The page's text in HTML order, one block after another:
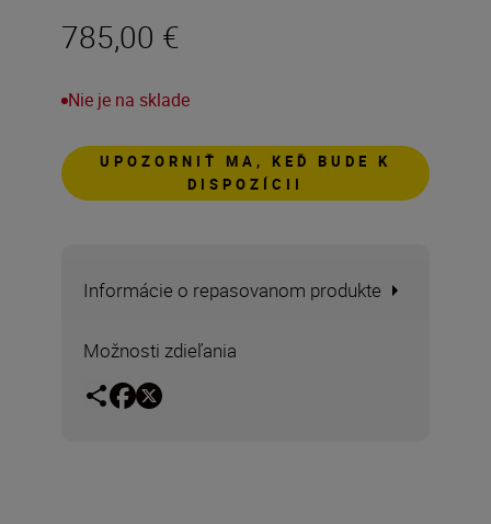
785,00 €
Nie je na sklade
UPOZORNIŤ MA, KEĎ BUDE K
DISPOZÍCII
Informácie o repasovanom produkte
Možnosti zdieľania